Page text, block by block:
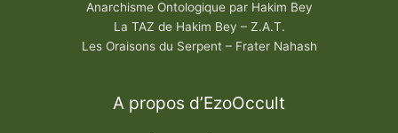
Anarchisme Ontologique par Hakim Bey
La TAZ de Hakim Bey – Z.A.T.
Les Oraisons du Serpent – Frater Nahash
A propos d’EzoOccult